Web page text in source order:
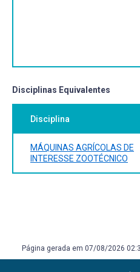
Disciplinas Equivalentes
Disciplina
MÁQUINAS AGRÍCOLAS DE
INTERESSE ZOOTÉCNICO
Página gerada em 07/08/2026